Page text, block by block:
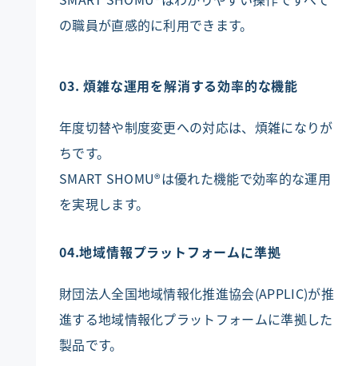
の職員が直感的に利用できます。
03. 煩雑な運用を解消する効率的な機能
年度切替や制度変更への対応は、煩雑になりが
ちです。
SMART SHOMU®は優れた機能で効率的な運用
を実現します。
04.地域情報プラットフォームに準拠
財団法人全国地域情報化推進協会(APPLIC)が推
進する地域情報化プラットフォームに準拠した
製品です。